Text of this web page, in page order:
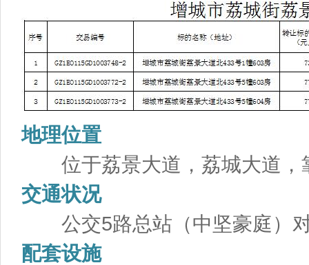
地理位置
位于荔景大道，荔城大道，
交通状况
公交5路总站（中坚豪庭）对
配套设施